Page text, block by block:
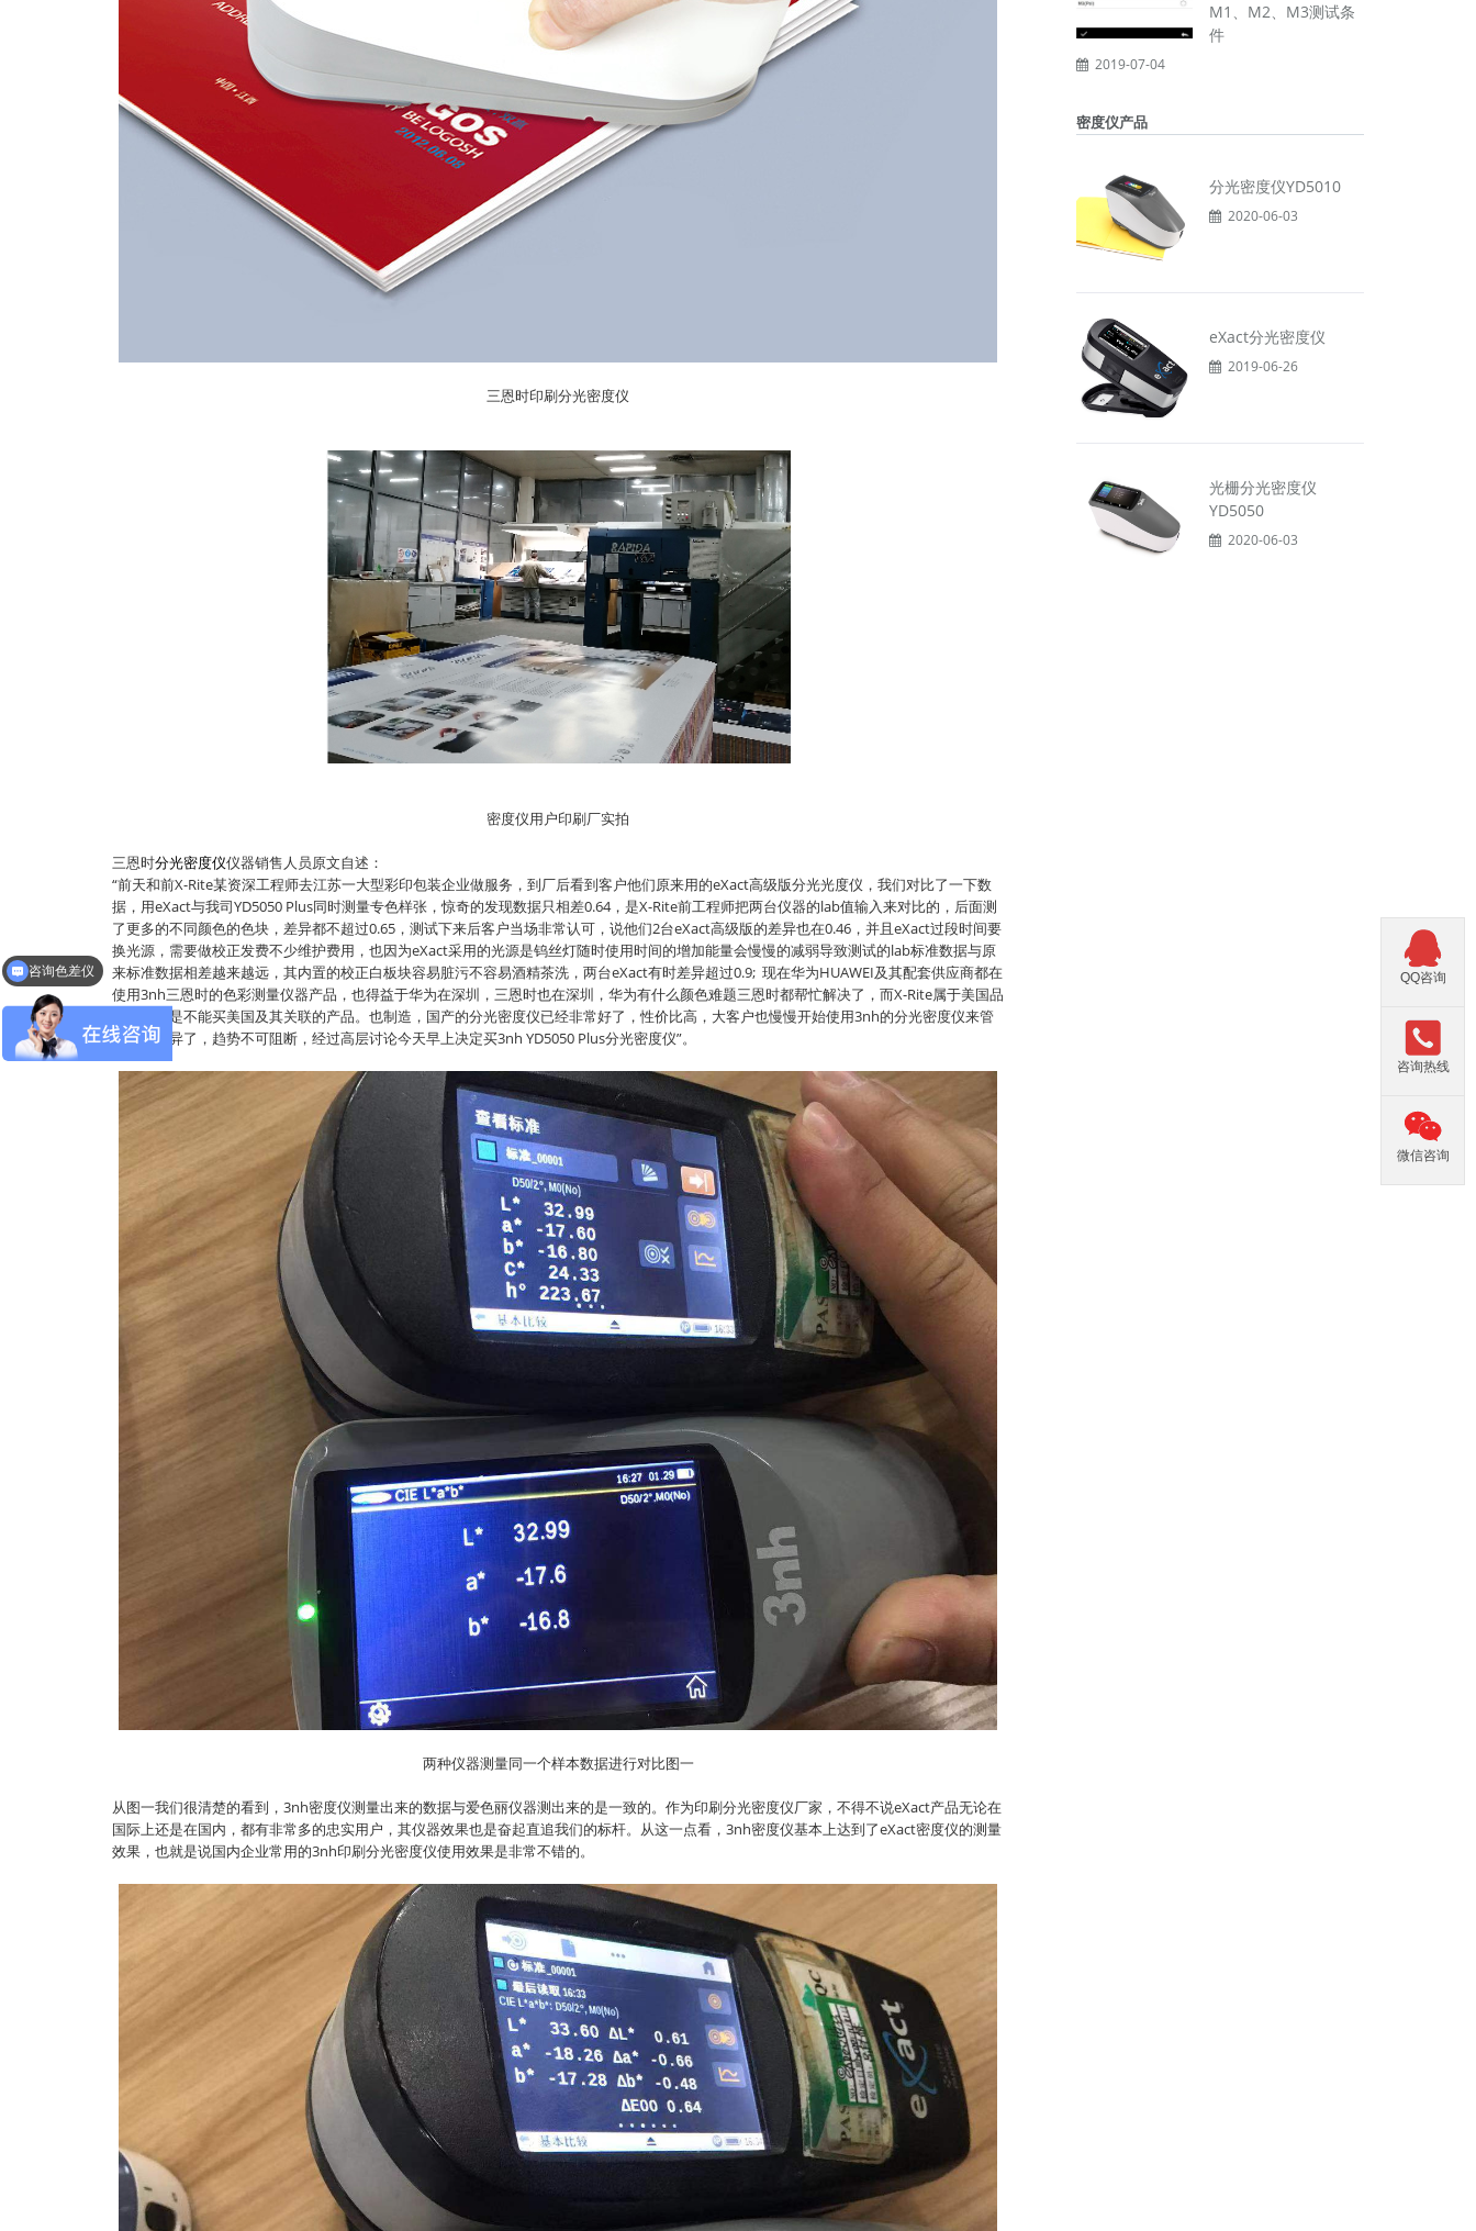
三恩时印刷分光密度仪
密度仪用户印刷厂实拍
三恩时分光密度仪仪器销售人员原文自述：
“前天和前X-Rite某资深工程师去江苏一大型彩印包装企业做服务，到厂后看到客户他们原来用的eXact高级版分光光度仪，我们对比了一下数
据，用eXact与我司YD5050 Plus同时测量专色样张，惊奇的发现数据只相差0.64，是X-Rite前工程师把两台仪器的lab值输入来对比的，后面测
了更多的不同颜色的色块，差异都不超过0.65，测试下来后客户当场非常认可，说他们2台eXact高级版的差异也在0.46，并且eXact过段时间要
换光源，需要做校正发费不少维护费用，也因为eXact采用的光源是钨丝灯随时使用时间的增加能量会慢慢的减弱导致测试的lab标准数据与原
来标准数据相差越来越远，其内置的校正白板块容易脏污不容易酒精茶洗，两台eXact有时差异超过0.9; 现在华为HUAWEI及其配套供应商都在
使用3nh三恩时的色彩测量仪器产品，也得益于华为在深圳，三恩时也在深圳，华为有什么颜色难题三恩时都帮忙解决了，而X-Rite属于美国品
牌，华为是不能买美国及其关联的产品。也制造，国产的分光密度仪已经非常好了，性价比高，大客户也慢慢开始使用3nh的分光密度仪来管
控颜色差异了，趋势不可阻断，经过高层讨论今天早上决定买3nh YD5050 Plus分光密度仪”。
两种仪器测量同一个样本数据进行对比图一
从图一我们很清楚的看到，3nh密度仪测量出来的数据与爱色丽仪器测出来的是一致的。作为印刷分光密度仪厂家，不得不说eXact产品无论在
国际上还是在国内，都有非常多的忠实用户，其仪器效果也是奋起直追我们的标杆。从这一点看，3nh密度仪基本上达到了eXact密度仪的测量
效果，也就是说国内企业常用的3nh印刷分光密度仪使用效果是非常不错的。
M1、M2、M3测试条
件
2019-07-04
密度仪产品
分光密度仪YD5010
2020-06-03
eXact分光密度仪
2019-06-26
光栅分光密度仪
YD5050
2020-06-03
QQ咨询
咨询热线
微信咨询
咨询色差仪
咨询分光测色仪